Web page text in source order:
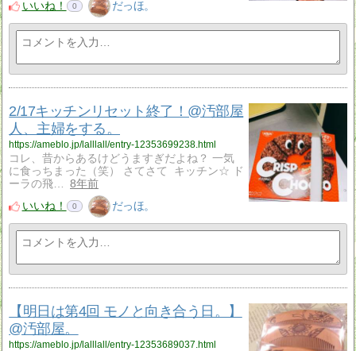
いいね！
0 だっほ。
2/17キッチンリセット終了！@汚部屋
人、主婦をする。
https://ameblo.jp/lalllall/entry-12353699238.html
コレ、昔からあるけどうますぎだよね？ 一気
に食っちまった（笑） さてさて キッチン☆ ド
ーラの飛…
8年前
いいね！
0 だっほ。
【明日は第4回 モノと向き合う日。】
@汚部屋。
https://ameblo.jp/lalllall/entry-12353689037.html